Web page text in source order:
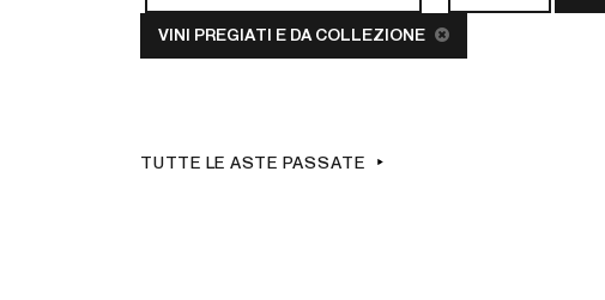
VINI PREGIATI E DA COLLEZIONE
TUTTE LE ASTE PASSATE